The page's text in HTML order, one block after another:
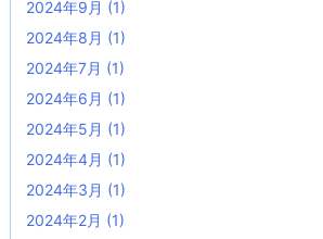
2024年9月 (1)
2024年8月 (1)
2024年7月 (1)
2024年6月 (1)
2024年5月 (1)
2024年4月 (1)
2024年3月 (1)
2024年2月 (1)